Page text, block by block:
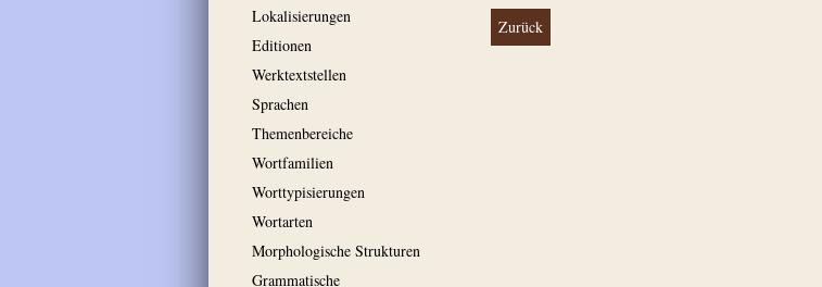
Lokalisierungen
Editionen
Werktextstellen
Sprachen
Themenbereiche
Wortfamilien
Worttypisierungen
Wortarten
Morphologische Strukturen
Grammatische
Zurück